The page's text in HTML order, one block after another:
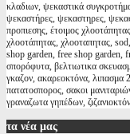
κλαδιων, ψεκαστικά
ψεκαστήρες, ψεκαστηρες,
προπιεσης, έτοιμος
χλοοτάπητας, χλοοταπητας,
shop garden, free shop garden,
σπορόφυτα, βελτιωτικα
γκαζον, ακαρεοκτόνα, λιπασμα
πατατοσπορος, σακοι
γραναζωτα γηπέδων,
τα νέα μας